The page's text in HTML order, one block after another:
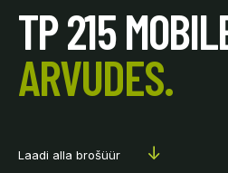
TP 215
ARVUDES.
Laadi alla brošüür ↓